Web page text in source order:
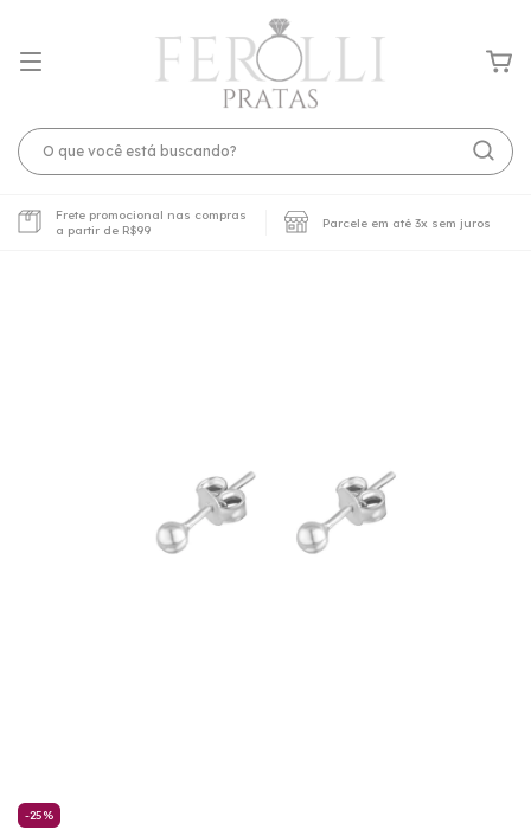
Frete promocional nas compras
a partir de R$99
Parcele em até 3x sem juros
-25%